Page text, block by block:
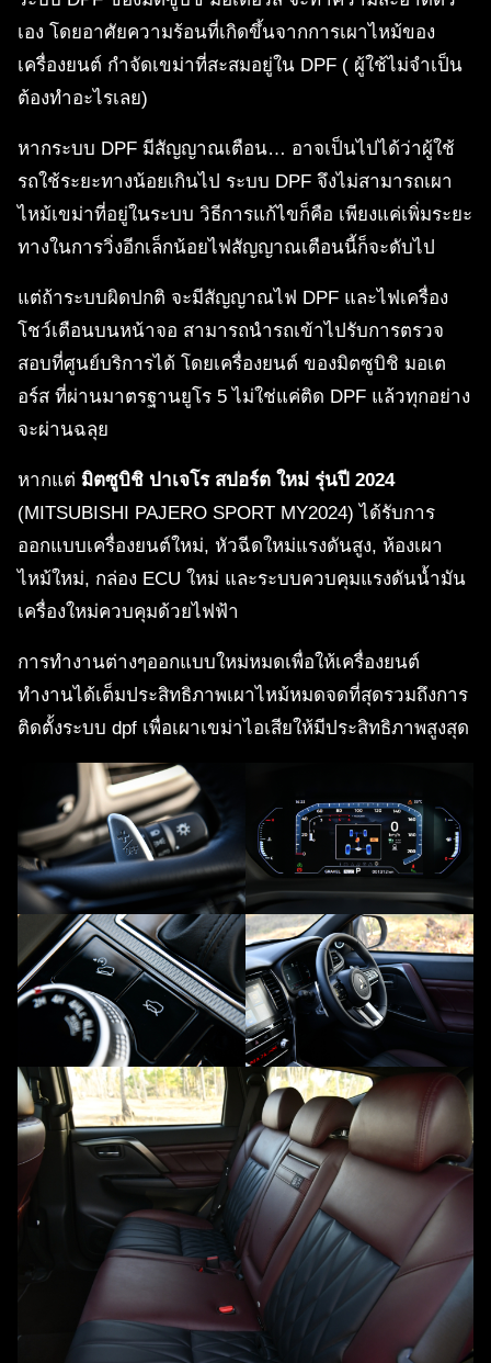
เอง โดยอาศัยความร้อนที่เกิดขึ้นจากการเผาไหม้ของ
เครื่องยนต์ กำจัดเขม่าที่สะสมอยู่ใน DPF ( ผู้ใช้ไม่จำเป็น
ต้องทำอะไรเลย)
หากระบบ DPF มีสัญญาณเตือน… อาจเป็นไปได้ว่าผู้ใช้
รถใช้ระยะทางน้อยเกินไป ระบบ DPF จึงไม่สามารถเผา
ไหม้เขม่าที่อยู่ในระบบ วิธีการแก้ไขก็คือ เพียงแค่เพิ่มระยะ
ทางในการวิ่งอีกเล็กน้อยไฟสัญญาณเตือนนี้ก็จะดับไป
แต่ถ้าระบบผิดปกติ จะมีสัญญาณไฟ DPF และไฟเครื่อง
โชว์เตือนบนหน้าจอ สามารถนำรถเข้าไปรับการตรวจ
สอบที่ศูนย์บริการได้ โดยเครื่องยนต์ ของมิตซูบิชิ มอเต
อร์ส ที่ผ่านมาตรฐานยูโร 5 ไม่ใช่แค่ติด DPF แล้วทุกอย่าง
จะผ่านฉลุย
หากแต่ มิตซูบิชิ ปาเจโร สปอร์ต ใหม่ รุ่นปี 2024
(MITSUBISHI PAJERO SPORT MY2024) ได้รับการ
ออกแบบเครื่องยนต์ใหม่, หัวฉีดใหม่แรงดันสูง, ห้องเผา
ไหม้ใหม่, กล่อง ECU ใหม่ และระบบควบคุมแรงดันน้ำมัน
เครื่องใหม่ควบคุมด้วยไฟฟ้า
การทำงานต่างๆออกแบบใหม่หมดเพื่อให้เครื่องยนต์
ทำงานได้เต็มประสิทธิภาพเผาไหม้หมดจดที่สุดรวมถึงการ
ติดตั้งระบบ dpf เพื่อเผาเขม่าไอเสียให้มีประสิทธิภาพสูงสุด